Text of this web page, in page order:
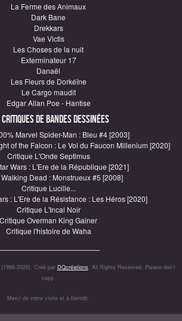
La Ferme des Animaux
Dark Bane
Drekkars
Vae Victis
Les Choses de la nuit
Exterminateur 17
Danaël
Les Fleurs de Dorkéïne
Le Cargo maudit
Edgar Allan Poe - Hantise
critiques de Bandes Dessinées
Marvel Spider-Man : Bleu #4 [2003]
of the Falcon : Le Vol du Faucon Millenium [2020]
Critique L'Onde Septimus
Wars : L'Ere de la République [2021]
Dead : Monstrueux #5 [2008]
Critique Lucille...
: L'Ere de la Résistance : Les Héros [2020]
Critique L'Incal Noir
Critique Overman King Gainer
Critique l'histoire de Waha
2026). Créé par DQcréations. All Rights Reserved. Please don’t
copy.
Merci de votre visite et à bientôt.